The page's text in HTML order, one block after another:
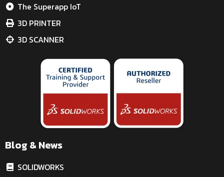
The Superapp IoT
3D PRINTER
3D SCANNER
Blog & News
SOLIDWORKS